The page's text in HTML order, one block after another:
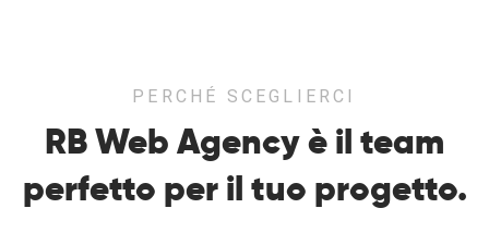
PERCHÉ SCEGLIERCI
RB Web Agency è il team
perfetto per il tuo progetto.